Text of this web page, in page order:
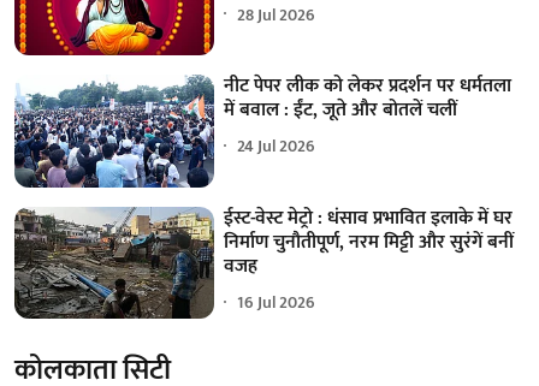
28 Jul 2026
नीट पेपर लीक को लेकर प्रदर्शन पर धर्मतला
में बवाल : ईंट, जूते और बोतलें चलीं
24 Jul 2026
ईस्ट-वेस्ट मेट्रो : धंसाव प्रभावित इलाके में घर
निर्माण चुनौतीपूर्ण, नरम मिट्टी और सुरंगें बनीं
वजह
16 Jul 2026
कोलकाता सिटी